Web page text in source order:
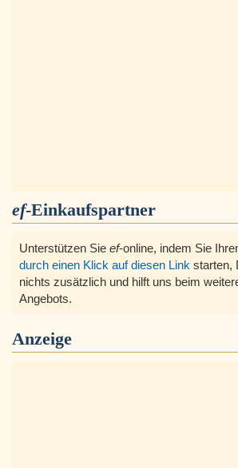
ef-Einkaufspartner
Unterstützen Sie ef-online, indem Sie
durch einen Klick auf diesen Link starten,
nichts zusätzlich und hilft uns beim
Angebots.
Anzeige